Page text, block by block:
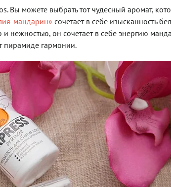
Вы можете выбрать тот чудесный аромат,
мандарин» сочетает в себе изысканность
нежностью, он сочетает в себе энергию
пирамиде гармонии.